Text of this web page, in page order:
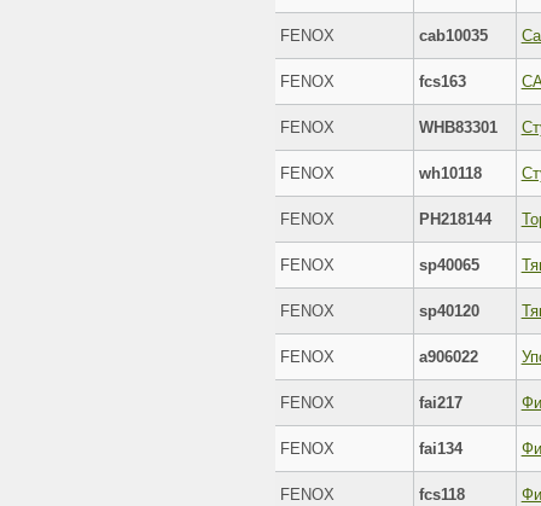
FENOX cab10035
FENOX fcs163
FENOX WHB83301
FENOX wh10118
FENOX PH218144
FENOX sp40065
FENOX sp40120
FENOX a906022
FENOX fai217
FENOX fai134
FENOX fcs118